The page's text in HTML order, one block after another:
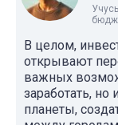
В целом,
открывают
важных
заработать,
планеты,